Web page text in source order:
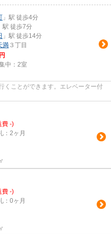
」駅 徒歩4分
駅 徒歩7分
」駅 徒歩14分
満 ３丁目
中： 2室
くことができます。エレベーター付
費 -)
：2ヶ月
費 -)
：0ヶ月